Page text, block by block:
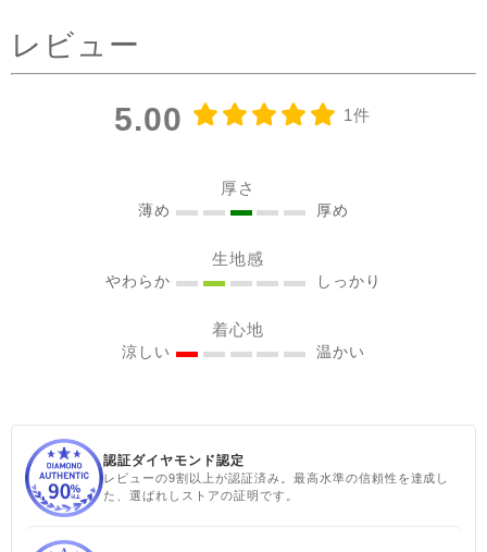
クが明るく優しい雰囲気に
🔶 OC2wayピンタックノー
す #sisam ＃フェアトレード
ッション
レビュー
5.00 1件
厚さ
薄め 厚め
生地感
やわらか しっかり
着心地
涼しい 温かい
認証ダイヤモンド認定
レビューの9割以上が認証済み。最高水準の信頼性を達成し
た、選ばれしストアの証明です。